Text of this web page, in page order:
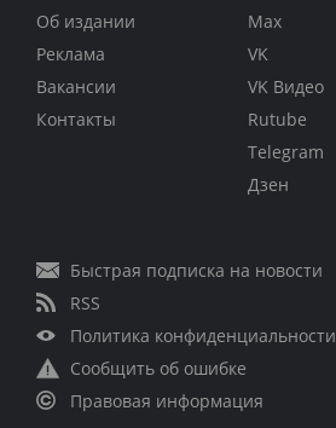
Об издании
Реклама
Вакансии
Контакты
Max
VK
VK Видео
Rutube
Telegram
Дзен
Быстрая подписка на новости
RSS
Политика конфиденциальности
Сообщить об ошибке
Правовая информация